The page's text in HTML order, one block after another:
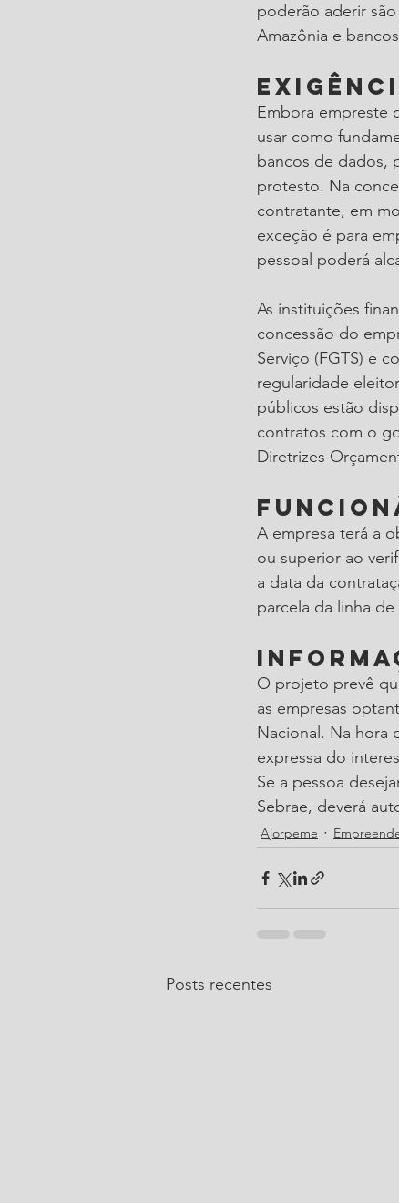
poderão aderir
Amazônia e
Embora empreste
usar como
bancos de dados,
protesto. Na
contratante, em
exceção é para
pessoal poderá
As instituições
concessão do
Serviço (FGTS) e
regularidade
públicos estão
contratos com o
Diretrizes
A empresa terá a
ou superior ao
a data da
parcela da linha
O projeto prevê
as empresas
Nacional. Na hora
expressa do
Se a pessoa
Sebrae, deverá
Ajorpeme
Posts recentes